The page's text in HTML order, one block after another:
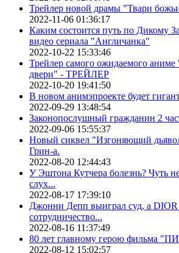
Трейлер новой драмы "Твари
2022-11-06 01:36:17
Каким состоится путь по Дикому
видео сериала "Англичанка"
2022-10-22 15:33:46
Трейлер самого ожидаемого аниме
двери" - ТРЕЙЛЕР
2022-10-20 19:41:50
В новом анимэпроекте будет
2022-09-29 13:48:54
Законопослушный гражданин 2
2022-09-06 15:55:37
Новый сиквел "Изгоняющий
Грин-а.
2022-08-20 12:44:43
У Эштона Кутчера болезнь? Чуть
слух...
2022-08-17 17:39:10
Джонни Депп выиграл суд, а DIOR
сотрудничество...
2022-08-16 11:37:49
80 лет главному герою фильма
2022-08-12 15:02:57